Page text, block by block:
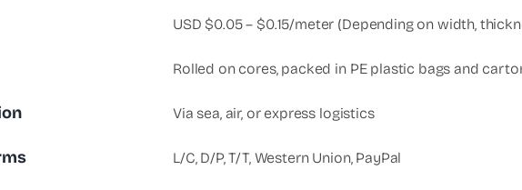
USD $0.05 – $0.15/meter (Depending on width,
Rolled on cores, packed in PE plastic bags and
Via sea, air, or express logistics
L/C, D/P, T/T, Western Union, PayPal